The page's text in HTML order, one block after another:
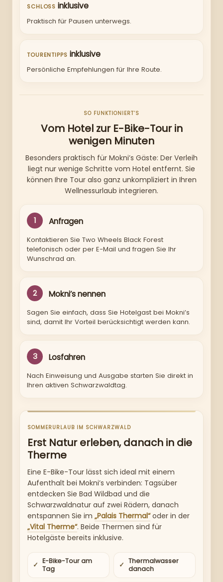
SCHLOSS inklusive
Praktisch für Pausen unterwegs.
TOURENTIPPS inklusive
Persönliche Empfehlungen für Ihre Route.
SO FUNKTIONIERT’S
Vom Hotel zur E-Bike-Tour in
wenigen Minuten
Besonders praktisch für Mokni’s Gäste: Der Verleih
liegt nur wenige Schritte vom Hotel entfernt. Sie
können Ihre Tour also ganz unkompliziert in Ihren
Wellnessurlaub integrieren.
1 Anfragen
Kontaktieren Sie Two Wheels Black Forest
telefonisch oder per E-Mail und fragen Sie Ihr
Wunschrad an.
2 Mokni’s nennen
Sagen Sie einfach, dass Sie Hotelgast bei Mokni’s
sind, damit Ihr Vorteil berücksichtigt werden kann.
3 Losfahren
Nach Einweisung und Ausgabe starten Sie direkt in
Ihren aktiven Schwarzwaldtag.
SOMMERURLAUB IM SCHWARZWALD
Erst Natur erleben, danach in die
Therme
Eine E-Bike-Tour lässt sich ideal mit einem
Aufenthalt bei Mokni’s verbinden: Tagsüber
entdecken Sie Bad Wildbad und die
Schwarzwaldnatur auf zwei Rädern, danach
entspannen Sie im „Palais Thermal“oder in der
„Vital Therme“. Beide Thermen sind für
Hotelgäste bereits inklusive.
E-Bike-Tour am
Tag
Thermalwasser
danach